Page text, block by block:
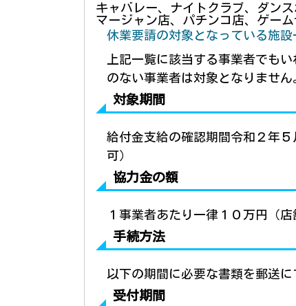
キャバレー、ナイトクラブ、ダン
マージャン店、パチンコ店、ゲー
休業要請の対象となっている施設
上記一覧に該当する事業者でもい
のない事業者は対象となりません
対象期間
給付金支給の確認期間令和２年
可）
協力金の額
１ 事業者あたり 一律１０万円（店
手続方法
以下の期間に必要な書類を郵送に
受付期間